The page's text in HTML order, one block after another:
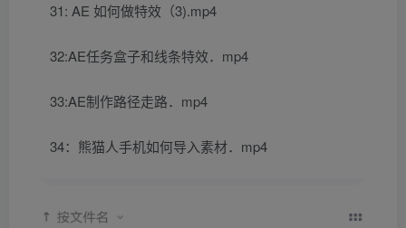
31: AE 如何做特效（3).mp4
32:AE任务盒子和线条特效．mp4
33:AE制作路径走路．mp4
34：熊猫人手机如何导入素材．mp4